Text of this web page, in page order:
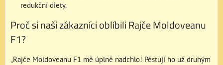
redukční diety.
Proč si naši zákazníci oblíbili Rajče Moldoveanu
F1?
„Rajče Moldoveanu F1 mě úplně nadchlo! Pěstuji ho už druhým